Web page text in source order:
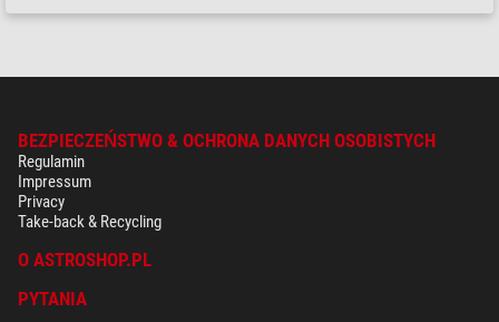
BEZPIECZEŃSTWO & OCHRONA DANYCH OSOBISTYCH
Regulamin
Impressum
Privacy
Take-back & Recycling
O ASTROSHOP.PL
PYTANIA